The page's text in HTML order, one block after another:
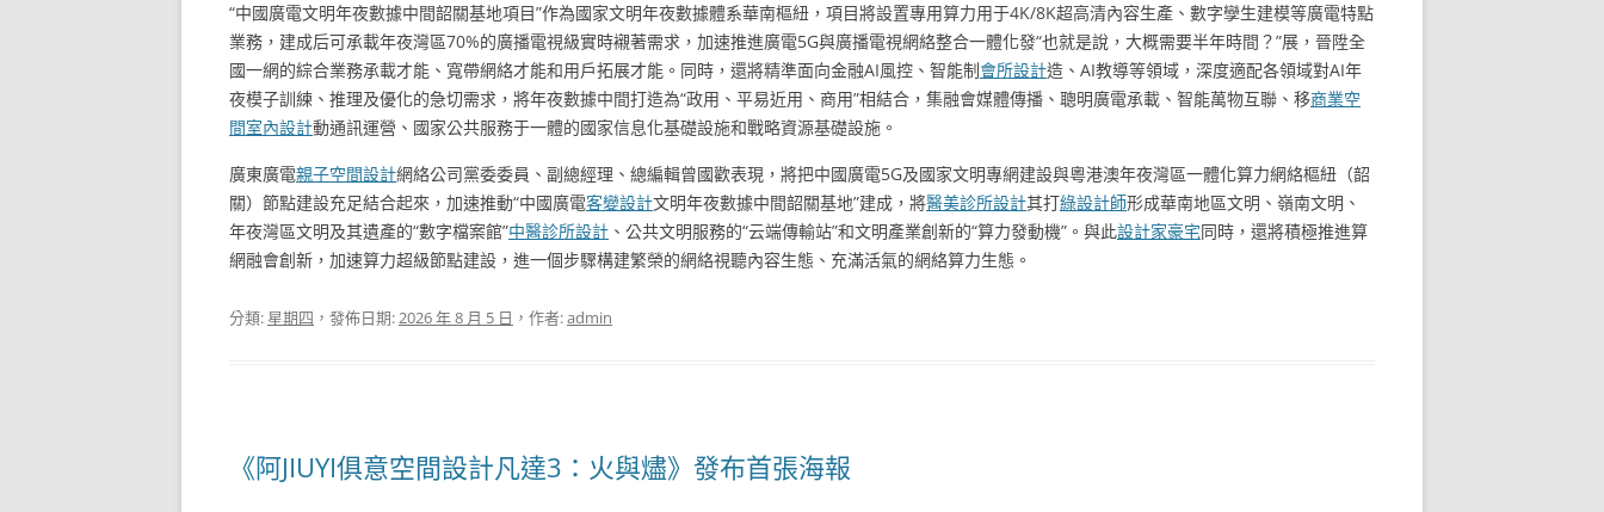
“中國廣電文明年夜數據中間韶關基地項目”作為國家文明年夜數據體系華南樞紐，項目將設置專用算力用于4K/8K超高清內容生產、數字孿生建模等廣電特點
業務，建成后可承載年夜灣區70%的廣播電視級實時襯著需求，加速推進廣電5G與廣播電視網絡整合一體化發“也就是說，大概需要半年時間？”展，晉陞全
國一網的綜合業務承載才能、寬帶網絡才能和用戶拓展才能。同時，還將精準面向金融AI風控、智能制會所設計造、AI教導等領域，深度適配各領域對AI年
夜模子訓練、推理及優化的急切需求，將年夜數據中間打造為“政用、平易近用、商用”相結合，集融會媒體傳播、聰明廣電承載、智能萬物互聯、移商業空
間室內設計動通訊運營、國家公共服務于一體的國家信息化基礎設施和戰略資源基礎設施。
廣東廣電親子空間設計網絡公司黨委委員、副總經理、總編輯曾國歡表現，將把中國廣電5G及國家文明專網建設與粵港澳年夜灣區一體化算力網絡樞紐（韶
關）節點建設充足結合起來，加速推動“中國廣電客變設計文明年夜數據中間韶關基地”建成，將醫美診所設計其打綠設計師形成華南地區文明、嶺南文明、
年夜灣區文明及其遺產的“數字檔案館”中醫診所設計 、公共文明服務的“云端傳輸站”和文明產業創新的“算力發動機”。與此設計家豪宅同時，還將積極推進算
網融會創新，加速算力超級節點建設，進一個步驟構建繁榮的網絡視聽內容生態、充滿活氣的網絡算力生態。
分類: 星期四 ，發佈日期:2026 年 8 月 5 日 ，作者:admin
《阿JIUYI俱意空間設計凡達3：火與燼》發布首張海報